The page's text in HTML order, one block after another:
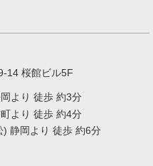
14 桜館ビル5F
より 徒歩 約3分
より 徒歩 約4分
静岡より 徒歩 約6分